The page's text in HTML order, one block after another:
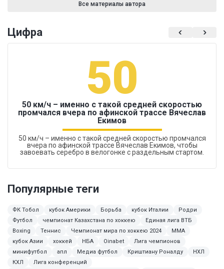
Все материалы автора
Цифра
50
50 км/ч – именно с такой средней скоростью
промчался вчера по афинской трассе Вячеслав
Екимов
50 км/ч – именно с такой средней скоростью промчался
вчера по афинской трассе Вячеслав Екимов, чтобы
завоевать серебро в велогонке с раздельным стартом.
Популярные теги
ФК Тобол кубок Америки Борьба кубок Италии
Родри
Футбол
чемпионат Казахстана по хоккею
Единая лига ВТБ
Boxing
Теннис Чемпионат мира по хоккею 2024
ММА
кубок Азии
хоккей НБА Oinabet
Лига чемпионов
минифутбол
апл Медиа футбол Криштиану Роналду
НХЛ
КХЛ
Лига конференций